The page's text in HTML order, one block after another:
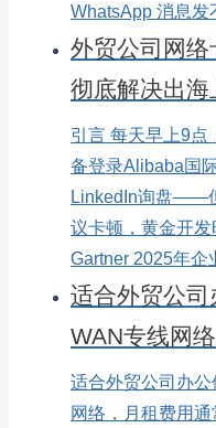
WhatsApp 消息发
外贸公司网络
彻底解决出海
引言 每天早上9点
备登录Alibaba国
LinkedIn询盘——
议卡顿，黄金开
Gartner 2025年企
适合外贸公
WAN专线网
适合外贸公司办
网络，月租费用